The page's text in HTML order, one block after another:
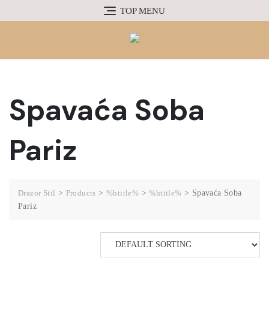
TOP MENU
Spavaća Soba
Pariz
Drazor Stil > Products >%htitle% >%htitle% > Spavaća Soba
Pariz